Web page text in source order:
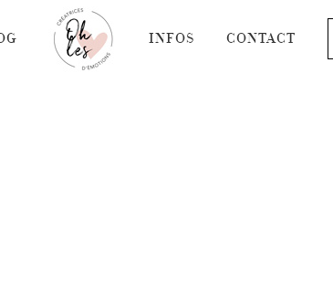
INFOS CONTACT